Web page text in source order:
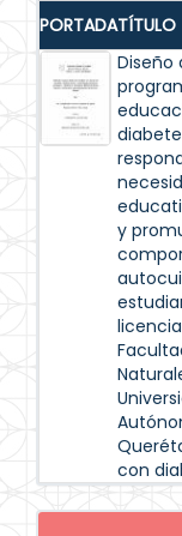
PORTADATÍTULO
Diseño
y
con